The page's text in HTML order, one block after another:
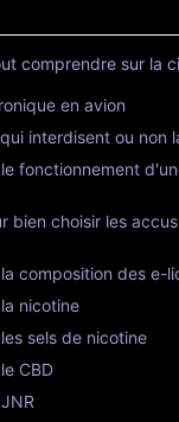
comprendre sur la
en avion
interdisent ou non
fonctionnement
bien choisir les
composition des e-
nicotine
sels de nicotine
CBD